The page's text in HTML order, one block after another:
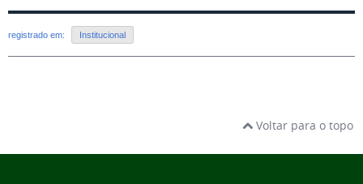
registrado em: Institucional
Voltar para o topo